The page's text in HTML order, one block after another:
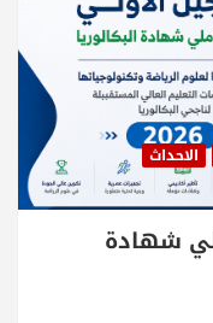
الاحداث
شهادة